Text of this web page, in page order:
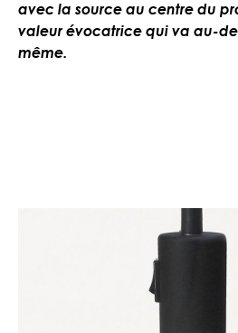
avec la source au centre du
valeur évocatrice qui va au-
même.